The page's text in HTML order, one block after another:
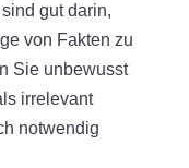
gut darin,
von Fakten zu
Sie unbewusst
irrelevant
notwendig